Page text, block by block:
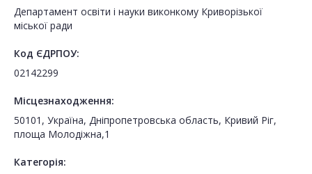
Департамент освіти і науки виконкому Криворізької
міської ради
Код ЄДРПОУ:
02142299
Місцезнаходження:
50101, Україна, Дніпропетровська область, Кривий Ріг,
площа Молодіжна,1
Категорія: